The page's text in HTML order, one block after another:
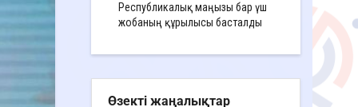
Республикалық маңызы бар үш
жобаның құрылысы басталды
Өзекті жаңалықтар